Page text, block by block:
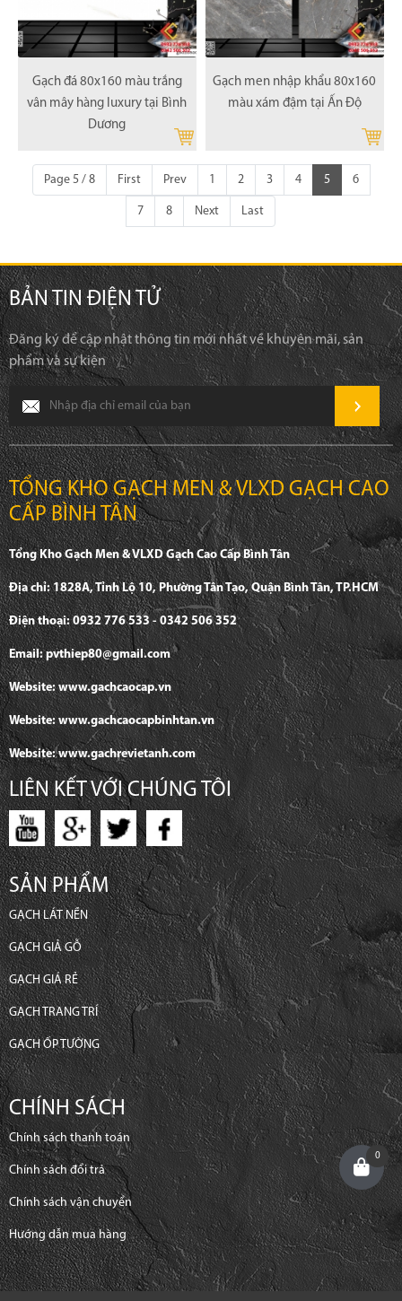
Gạch đá 80x160 màu trắng
vân mây hàng luxury tại Bình
Dương
Gạch men nhập khẩu 80x160
màu xám đậm tại Ấn Độ
Page 5 / 8 First Prev 1 2 3 4 5 6
7 8 Next Last
BẢN TIN ĐIỆN TỬ
Đăng ký để cập nhật thông tin mới nhất về khuyên mãi, sản
phẩm và sự kiện
TỔNG KHO GẠCH MEN & VLXD GẠCH CAO
CẤP BÌNH TÂN
Tổng Kho Gạch Men & VLXD Gạch Cao Cấp Bình Tân
Địa chỉ: 1828A, Tỉnh Lộ 10, Phường Tân Tạo, Quận Bình Tân, TP.HCM
Điện thoại: 0932 776 533 - 0342 506 352
Email: pvthiep80@gmail.com
Website: www.gachcaocap.vn
Website: www.gachcaocapbinhtan.vn
Website: www.gachrevietanh.com
LIÊN KẾT VỚI CHÚNG TÔI
SẢN PHẨM
GẠCH LÁT NỀN
GẠCH GIẢ GỖ
GẠCH GIÁ RẺ
GẠCH TRANG TRÍ
GẠCH ỐP TƯỜNG
CHÍNH SÁCH
Chính sách thanh toán
Chính sách đổi trả
Chính sách vận chuyển
Hướng dẫn mua hàng
0